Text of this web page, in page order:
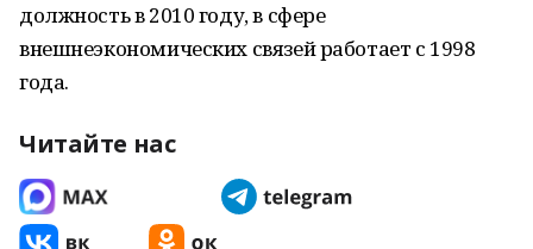
должность в 2010 году, в сфере
внешнеэкономических связей работает с 1998
года.
Читайте нас